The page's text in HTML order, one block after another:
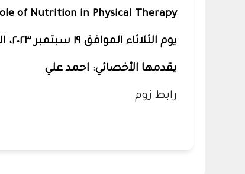
‏يوم الثلاثاء الموافق ١٩ سبتمبر ٢٠٢٣، الساعه ٧ مساء.
‏يقدمها الأخصائي: احمد علي
رابط زوم